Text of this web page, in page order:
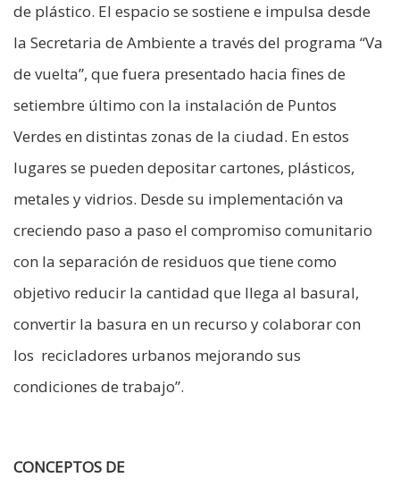
de plástico. El espacio se sostiene e impulsa desde
la Secretaria de Ambiente a través del programa “Va
de vuelta”, que fuera presentado hacia fines de
setiembre último con la instalación de Puntos
Verdes en distintas zonas de la ciudad. En estos
lugares se pueden depositar cartones, plásticos,
metales y vidrios. Desde su implementación va
creciendo paso a paso el compromiso comunitario
con la separación de residuos que tiene como
objetivo reducir la cantidad que llega al basural,
convertir la basura en un recurso y colaborar con
los recicladores urbanos mejorando sus
condiciones de trabajo”.
CONCEPTOS DE